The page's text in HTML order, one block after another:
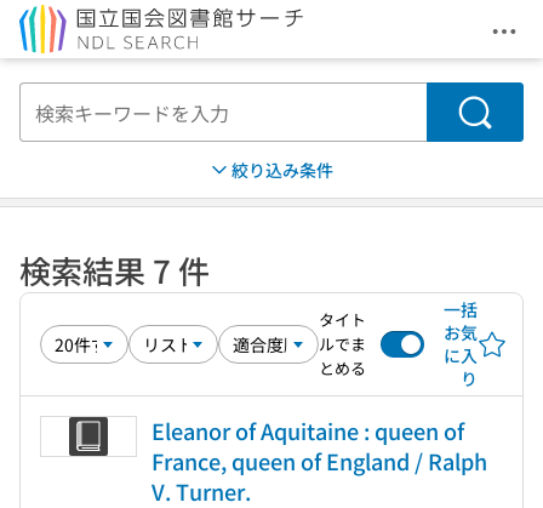
メ
検索
絞り込み条件
検索結果 7 件
タイト
ルでま
とめる
一括
お気
に入
り
Eleanor of Aquitaine : queen of
France, queen of England / Ralph
V. Turner.